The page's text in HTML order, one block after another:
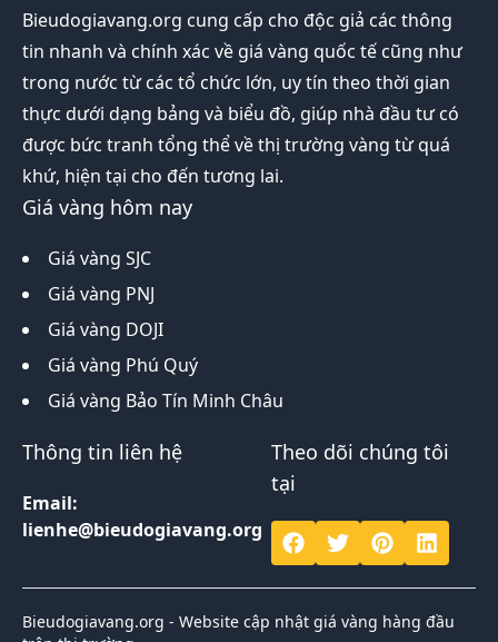
Bieudogiavang.org cung cấp cho độc giả các thông
tin nhanh và chính xác về giá vàng quốc tế cũng như
trong nước từ các tổ chức lớn, uy tín theo thời gian
thực dưới dạng bảng và biểu đồ, giúp nhà đầu tư có
được bức tranh tổng thể về thị trường vàng từ quá
khứ, hiện tại cho đến tương lai.
Giá vàng hôm nay
Giá vàng SJC
Giá vàng PNJ
Giá vàng DOJI
Giá vàng Phú Quý
Giá vàng Bảo Tín Minh Châu
Thông tin liên hệ
Email:
lienhe@bieudogiavang.org
Theo dõi chúng tôi
tại
Bieudogiavang.org - Website cập nhật giá vàng hàng đầu